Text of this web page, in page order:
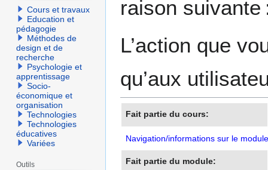
navigation
recherche
raison suivante
L’action que
qu’aux
Fait partie du cours:
Navigation/informations sur le module
Fait partie du module:
Cours et travaux
Education et
pédagogie
Méthodes de
design et de
recherche
Psychologie et
apprentissage
Socio-
économique et
organisation
Technologies
Technologies
éducatives
Variées
Outils